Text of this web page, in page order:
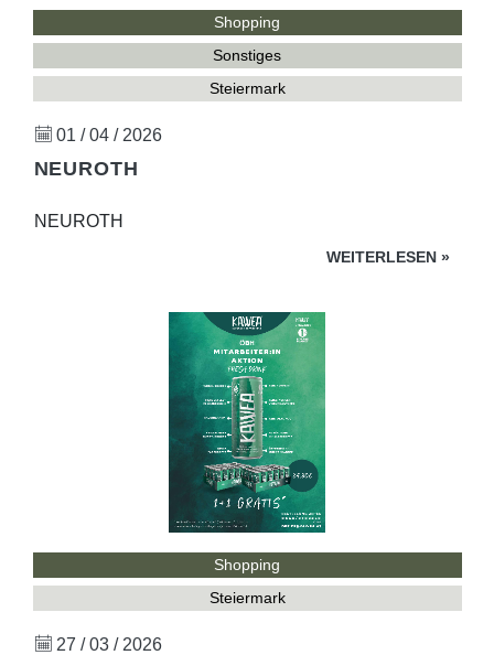
Shopping
Sonstiges
Steiermark
01 / 04 / 2026
NEUROTH
NEUROTH
WEITERLESEN »
Shopping
Steiermark
27 / 03 / 2026